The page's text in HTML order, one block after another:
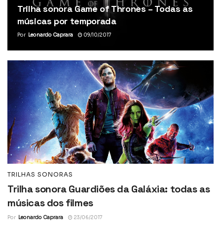
Trilha sonora Game of Thrones – Todas as
músicas por temporada
Por Leonardo Caprara 09/10/2017
TRILHAS SONORAS
Trilha sonora Guardiões da Galáxia: todas as
músicas dos filmes
Por Leonardo Caprara 23/06/2017